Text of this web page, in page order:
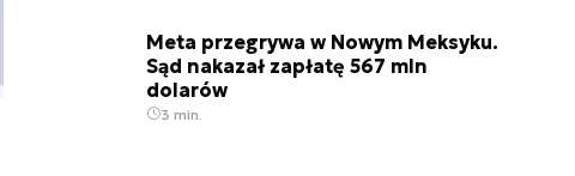
Meta przegrywa w Nowym Meksyku.
Sąd nakazał zapłatę 567 mln
dolarów
3 min.